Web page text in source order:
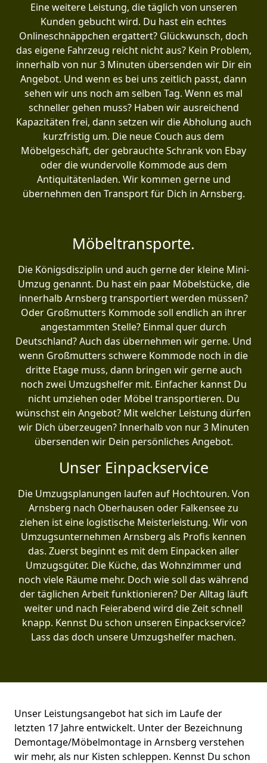
Eine weitere Leistung, die täglich von unseren
Kunden gebucht wird. Du hast ein echtes
Onlineschnäppchen ergattert? Glückwunsch, doch
das eigene Fahrzeug reicht nicht aus? Kein Problem,
innerhalb von nur 3 Minuten übersenden wir Dir ein
Angebot. Und wenn es bei uns zeitlich passt, dann
sehen wir uns noch am selben Tag. Wenn es mal
schneller gehen muss? Haben wir ausreichend
Kapazitäten frei, dann setzen wir die Abholung auch
kurzfristig um. Die neue Couch aus dem
Möbelgeschäft, der gebrauchte Schrank von Ebay
oder die wundervolle Kommode aus dem
Antiquitätenladen. Wir kommen gerne und
übernehmen den Transport für Dich in Arnsberg.
Möbeltransporte.
Die Königsdisziplin und auch gerne der kleine Mini-
Umzug genannt. Du hast ein paar Möbelstücke, die
innerhalb Arnsberg transportiert werden müssen?
Oder Großmutters Kommode soll endlich an ihrer
angestammten Stelle? Einmal quer durch
Deutschland? Auch das übernehmen wir gerne. Und
wenn Großmutters schwere Kommode noch in die
dritte Etage muss, dann bringen wir gerne auch
noch zwei Umzugshelfer mit. Einfacher kannst Du
nicht umziehen oder Möbel transportieren. Du
wünschst ein Angebot? Mit welcher Leistung dürfen
wir Dich überzeugen? Innerhalb von nur 3 Minuten
übersenden wir Dein persönliches Angebot.
Unser Einpackservice
Die Umzugsplanungen laufen auf Hochtouren. Von
Arnsberg nach Oberhausen oder Falkensee zu
ziehen ist eine logistische Meisterleistung. Wir von
Umzugsunternehmen Arnsberg als Profis kennen
das. Zuerst beginnt es mit dem Einpacken aller
Umzugsgüter. Die Küche, das Wohnzimmer und
noch viele Räume mehr. Doch wie soll das während
der täglichen Arbeit funktionieren? Der Alltag läuft
weiter und nach Feierabend wird die Zeit schnell
knapp. Kennst Du schon unseren Einpackservice?
Lass das doch unsere Umzugshelfer machen.
Unser Leistungsangebot hat sich im Laufe der
letzten 17 Jahre entwickelt. Unter der Bezeichnung
Demontage/Möbelmontage in Arnsberg verstehen
wir mehr, als nur Kisten schleppen. Kennst Du schon